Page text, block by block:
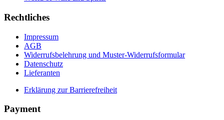
Rechtliches
Impressum
AGB
Widerrufsbelehrung und Muster-Widerrufsformular
Datenschutz
Lieferanten
Erklärung zur Barrierefreiheit
Payment